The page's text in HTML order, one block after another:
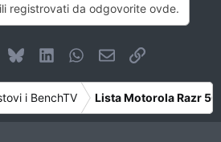
registrovati da odgovorite ovde.
BlueskyLinkedInWhatsApp
Imejl Link
i BenchTV Lista Motorola Razr